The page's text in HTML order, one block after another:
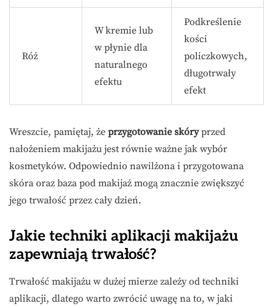
Róż
W kremie lub
w płynie dla
naturalnego
efektu
Podkreślenie
kości
policzkowych,
długotrwały
efekt
Wreszcie, pamiętaj, że przygotowanie skóryprzed
nałożeniem makijażu jest równie ważne jak wybór
kosmetyków. Odpowiednio nawilżona i przygotowana
skóra oraz baza pod makijaż mogą znacznie zwiększyć
jego trwałość przez cały dzień.
Jakie techniki aplikacji makijażu
zapewniają trwałość?
Trwałość makijażu w dużej mierze zależy od techniki
aplikacji, dlatego warto zwrócić uwagę na to, w jaki